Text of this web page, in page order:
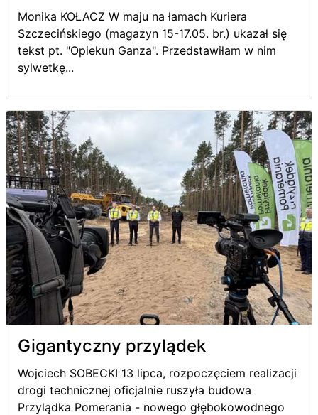
Monika KOŁACZ W maju na łamach Kuriera
Szczecińskiego (magazyn 15-17.05. br.) ukazał się
tekst pt. "Opiekun Ganza". Przedstawiłam w nim
sylwetkę...
Gigantyczny przylądek
Wojciech SOBECKI 13 lipca, rozpoczęciem realizacji
drogi technicznej oficjalnie ruszyła budowa
Przylądka Pomerania - nowego głębokowodnego